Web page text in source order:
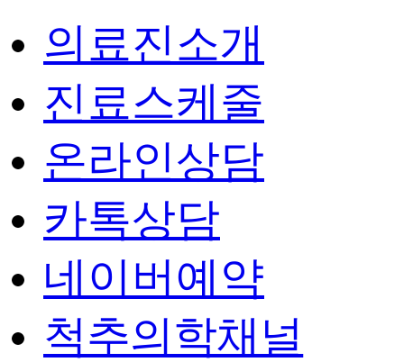
의료진소개
진료스케줄
온라인상담
카톡상담
네이버예약
척추의학채널